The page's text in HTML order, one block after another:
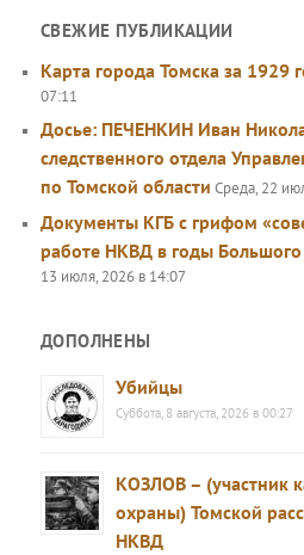
СВЕЖИЕ ПУБЛИКАЦИИ
Карта города Томска за 1929
07:11
Досье: ПЕЧЕНКИН Иван
следственного отдела
по Томской области Среда, 22
Документы КГБ с грифом
работе НКВД в годы Большого
13 июля, 2026 в 14:07
ДОПОЛНЕНЫ
Убийцы
Суббота, 8 августа, 2026 в 00:27
КОЗЛОВ – (участник
охраны) Томской
НКВД